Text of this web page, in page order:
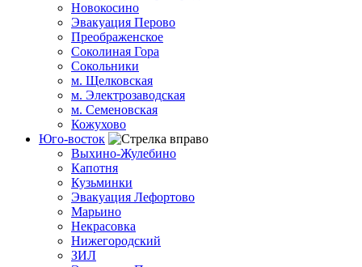
Новокосино
Эвакуация Перово
Преображенское
Соколиная Гора
Сокольники
м. Щелковская
м. Электрозаводская
м. Семеновская
Кожухово
Юго-восток
Выхино-Жулебино
Капотня
Кузьминки
Эвакуация Лефортово
Марьино
Некрасовка
Нижегородский
ЗИЛ